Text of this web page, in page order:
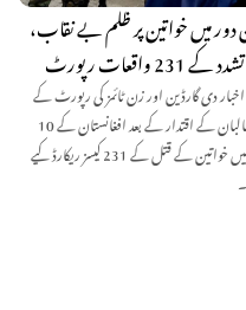
دور میں خواتین پر ظلم بے نقاب،
واقعات رپورٹ
دی گارڈین اور زن ٹائمز کی رپورٹ کے
مطابق طالبان کے اقتدار کے بعد افغانستان کے 10
صوبوں میں خواتین کے قتل کے 231 کیسز ریکارڈ کیے